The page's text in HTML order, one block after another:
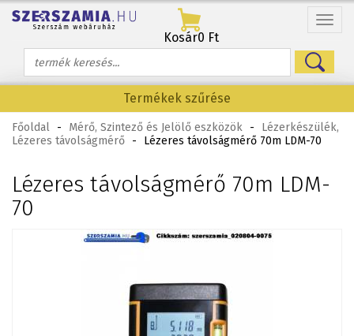
Menü
Kosár0 Ft
Termékek szűrése
Főoldal - Mérő, Szintező és Jelölő eszközök -
Lézerkészülék,
Lézeres távolságmérő - Lézeres távolságmérő 70m LDM-70
Lézeres távolságmérő 70m LDM-
70